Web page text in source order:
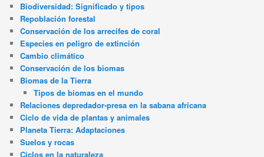
Biodiversidad: Significado y tipos
Repoblación forestal
Conservación de los arrecifes de coral
Especies en peligro de extinción
Cambio climático
Conservación de los biomas
Biomas de la Tierra
Tipos de biomas en el mundo
Relaciones depredador-presa en la sabana africana
Ciclo de vida de plantas y animales
Planeta Tierra: Adaptaciones
Suelos y rocas
Ciclos en la naturaleza